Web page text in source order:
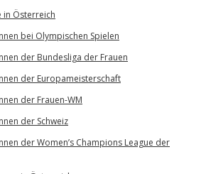
in Österreich
bei Olympischen Spielen
der Bundesliga der Frauen
der Europameisterschaft
der Frauen-WM
der Schweiz
der Women’s Champions League der